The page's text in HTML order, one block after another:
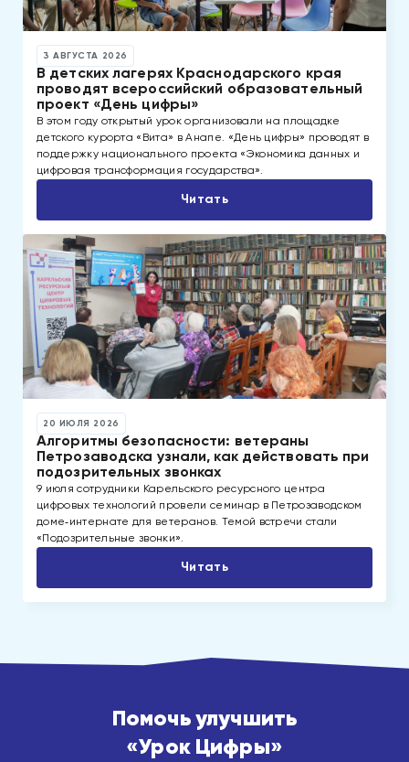
3 АВГУСТА 2026
В детских лагерях Краснодарского края
проводят всероссийский образовательный
проект «День цифры»
В этом году открытый урок организовали на площадке
детского курорта «Вита» в Анапе. «День цифры» проводят в
поддержку национального проекта «Экономика данных и
цифровая трансформация государства».
Читать
20 ИЮЛЯ 2026
Алгоритмы безопасности: ветераны
Петрозаводска узнали, как действовать при
подозрительных звонках
9 июля сотрудники Карельского ресурсного центра
цифровых технологий провели семинар в Петрозаводском
доме‑интернате для ветеранов. Темой встречи стали
«Подозрительные звонки».
Читать
Помочь улучшить
«Урок Цифры»